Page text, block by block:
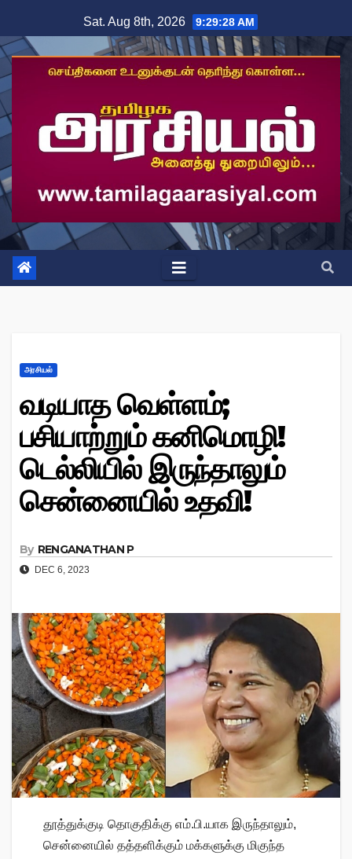
to
content
Sat. Aug 8th, 2026 9:29:29 AM
அரசியல்
வடியாத வெள்ளம்;
பசியாற்றும் கனிமொழி!
டெல்லியில் இருந்தாலும்
சென்னையில் உதவி!
By RENGANATHAN P
DEC 6, 2023
தூத்துக்குடி தொகுதிக்கு எம்.பி.யாக இருந்தாலும்,
சென்னையில் தத்தளிக்கும் மக்களுக்கு மிகுந்த